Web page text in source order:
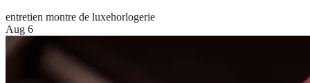
entretien montre de luxehorlogerie
Aug 6